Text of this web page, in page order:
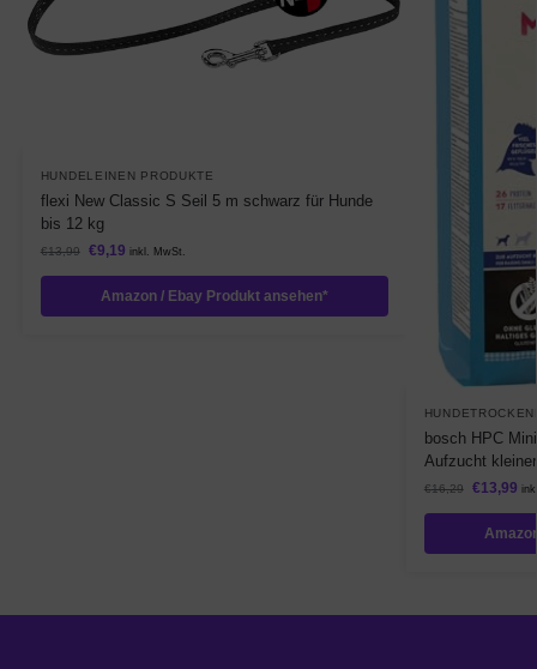
HUNDELEINEN PRODUKTE
flexi New Classic S Seil 5 m schwarz für Hunde
bis 12 kg
€13,99 €9,19 inkl. MwSt.
Amazon / Ebay Produkt ansehen*
bosch HPC
Aufzucht
€16,29 €13,99